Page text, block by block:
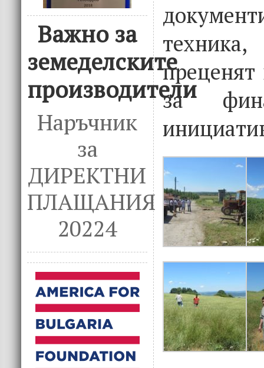
Важно за
земеделските
производители
Наръчник
за
ДИРЕКТНИ
ПЛАЩАНИЯ
20224
преценят
за